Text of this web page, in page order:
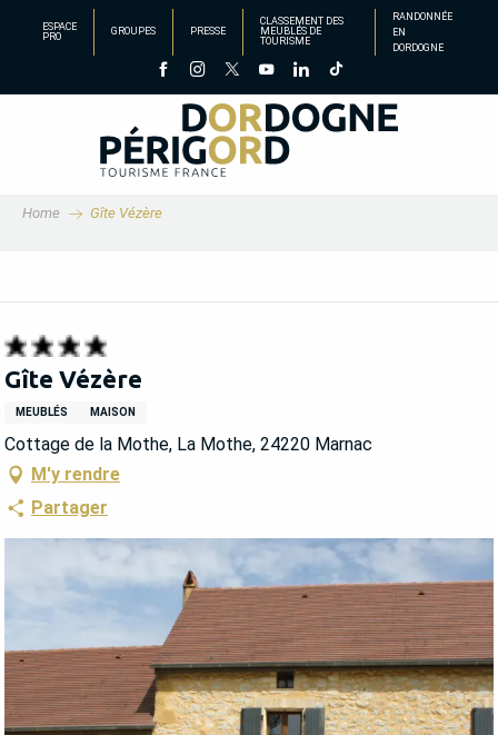
principal
ESPACE
PRO
GROUPES PRESSE
CLASSEMENT DES
MEUBLÉS DE
TOURISME
RANDONNÉE
EN
DORDOGNE
Home Gîte Vézère
Gîte Vézère
MEUBLÉS MAISON
Cottage de la Mothe, La Mothe, 24220 Marnac
M'y rendre
Partager